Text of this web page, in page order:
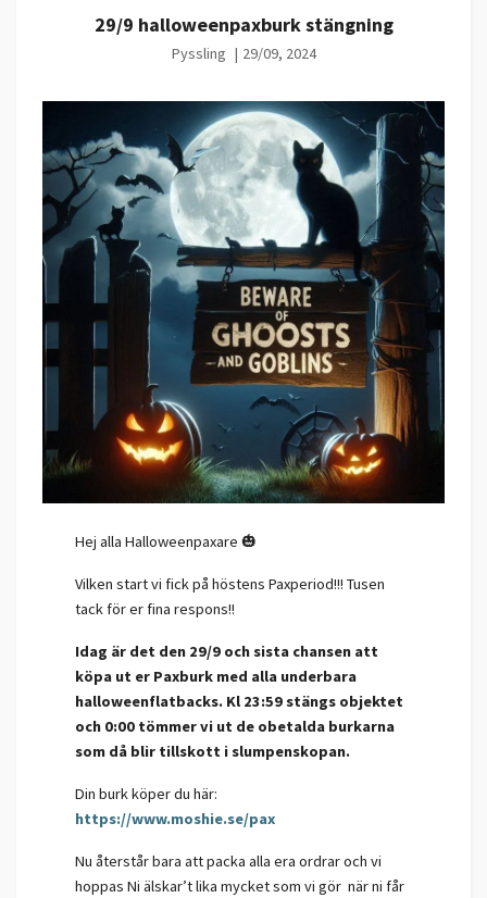
29/9 halloweenpaxburk stängning
Pyssling | 29/09, 2024
Hej alla Halloweenpaxare 🎃
Vilken start vi fick på höstens Paxperiod!!! Tusen
tack för er fina respons!!
Idag är det den 29/9 och sista chansen att
köpa ut er Paxburk med alla underbara
halloweenflatbacks. Kl 23:59 stängs objektet
och 0:00 tömmer vi ut de obetalda burkarna
som då blir tillskott i slumpenskopan.
Din burk köper du här:
https://www.moshie.se/pax
Nu återstår bara att packa alla era ordrar och vi
hoppas Ni älskar’t lika mycket som vi gör när ni får